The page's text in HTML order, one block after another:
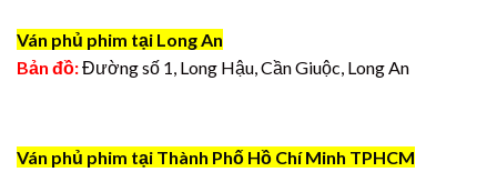
Ván phủ phim tại Long An
Bản đồ:Đường số 1, Long Hậu, Cần Giuộc, Long An
Ván phủ phim tại Thành Phố Hồ Chí Minh TPHCM